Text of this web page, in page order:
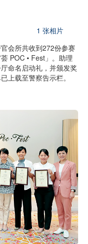
1 张相片
会所共收到272份参赛
POC • Fest」。助理
命名启动礼，并颁发奖
上载至警察告示栏。